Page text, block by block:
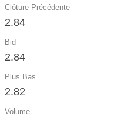
Clôture Précédente
2.84
Bid
2.84
Plus Bas
2.82
Volume